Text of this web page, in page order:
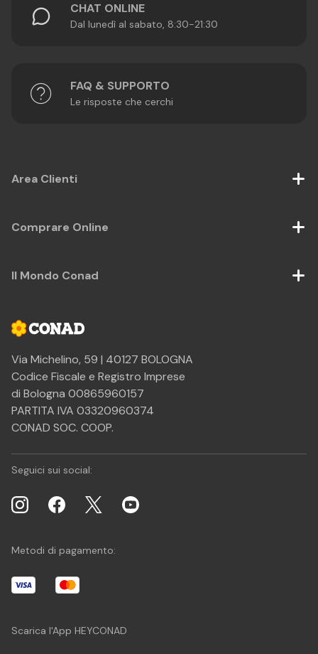
CHAT ONLINE
Dal lunedì al sabato, 8:30-21:30
FAQ & SUPPORTO
Le risposte che cerchi
Via Michelino, 59 | 40127 BOLOGNA
Codice Fiscale e Registro Imprese
di Bologna 00865960157
PARTITA IVA 03320960374
CONAD SOC. COOP.
Area Clienti
Comprare Online
Il Mondo Conad
Seguici sui social:
Metodi di pagamento:
Scarica l'App HEYCONAD